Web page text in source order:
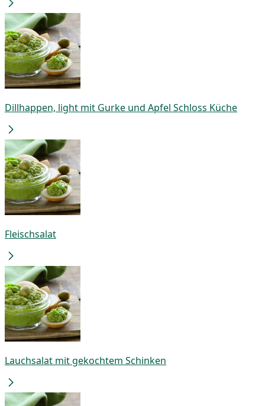
Dillhappen, light mit Gurke und Apfel Schloss Küche
Fleischsalat
Lauchsalat mit gekochtem Schinken